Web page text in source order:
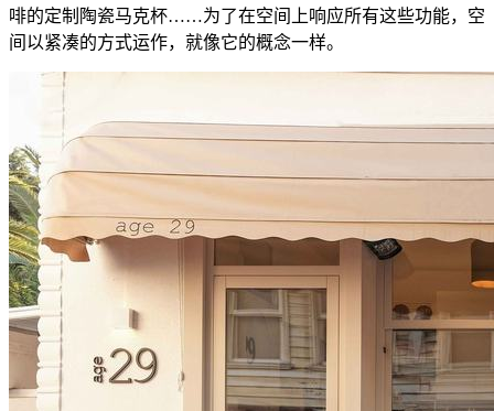
啡的定制陶瓷马克杯……为了在空间上响应所有这些功能，空
间以紧凑的方式运作，就像它的概念一样。